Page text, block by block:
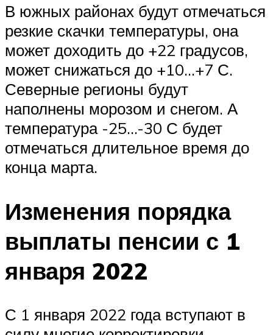
В южных районах будут отмечаться
резкие скачки температуры, она
может доходить до +22 градусов,
может снижаться до +10…+7 С.
Северные регионы будут
наполнены морозом и снегом. А
температура -25…-30 С будет
отмечаться длительное время до
конца марта.
Изменения порядка
выплаты пенсии с 1
января 2022
С 1 января 2022 года вступают в